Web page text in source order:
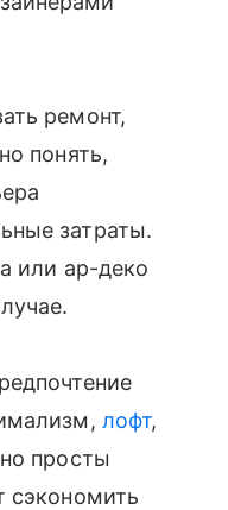
ремонт,
понять,
затраты.
или ар-деко
лофт,
просты
сэкономить